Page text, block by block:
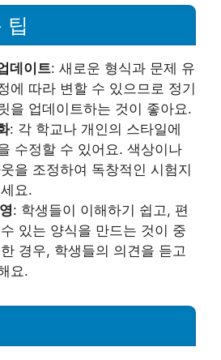
팁
데이트: 새로운 형식과 문제 유
에 따라 변할 수 있으므로 정기
을 업데이트하는 것이 좋아요.
: 각 학교나 개인의 스타일에
수정할 수 있어요. 색상이나
을 조정하여 독창적인 시험지
요.
: 학생들이 이해하기 쉽고, 편
있는 양식을 만드는 것이 중
경우, 학생들의 의견을 듣고
요.